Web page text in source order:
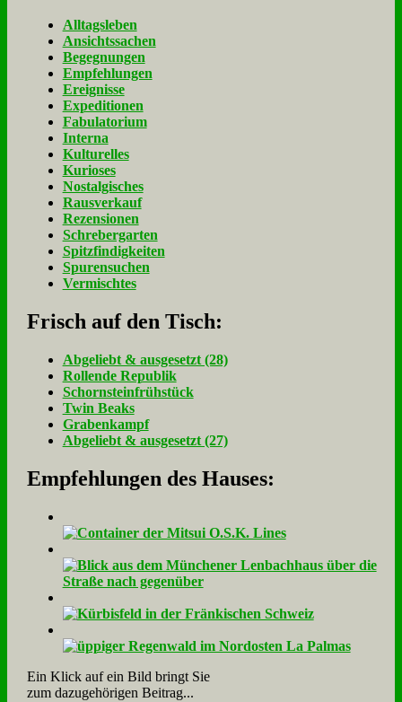
Alltagsleben
Ansichtssachen
Begegnungen
Empfehlungen
Ereignisse
Expeditionen
Fabulatorium
Interna
Kulturelles
Kurioses
Nostalgisches
Rausverkauf
Rezensionen
Schrebergarten
Spitzfindigkeiten
Spurensuchen
Vermischtes
Frisch auf den Tisch:
Ab­ge­liebt & aus­ge­setzt (28)
Rol­len­de Re­pu­blik
Schorn­stein­früh­stück
Twin Beaks
Gra­ben­kampf
Ab­ge­liebt & aus­ge­setzt (27)
Empfehlungen des Hauses:
Ein Klick auf ein Bild bringt Sie
zum dazugehörigen Beitrag...